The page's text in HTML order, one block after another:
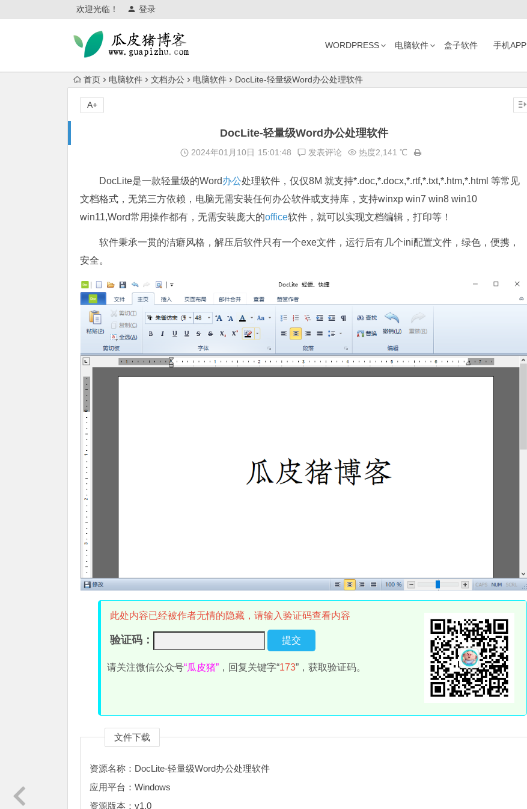
欢迎光临！ 登录
WORDPRESS 电脑软件 盒子软件 手机APP
首页 电脑软件 文档办公 电脑软件 DocLite-轻量级Word办公处理软件
DocLite-轻量级Word办公处理软件
2024年01月10日 15:01:48 发表评论 热度2,141 ℃
DocLite是一款轻量级的Word办公处理软件，仅仅8M 就支持*.doc,*.docx,*.rtf,*.txt,*.htm,*.html 等常见
文档格式，无第三方依赖，电脑无需安装任何办公软件或支持库，支持winxp win7 win8 win10
win11,Word常用操作都有，无需安装庞大的office软件，就可以实现文档编辑，打印等！
软件秉承一贯的洁癖风格，解压后软件只有一个exe文件，运行后有几个ini配置文件，绿色，便携，
安全。
此处内容已经被作者无情的隐藏，请输入验证码查看内容
验证码：
请关注微信公众号“瓜皮猪” ，回复关键字“173”，获取验证码。
文件下载
资源名称：DocLite-轻量级Word办公处理软件
应用平台：Windows
资源版本：v1.0
A+